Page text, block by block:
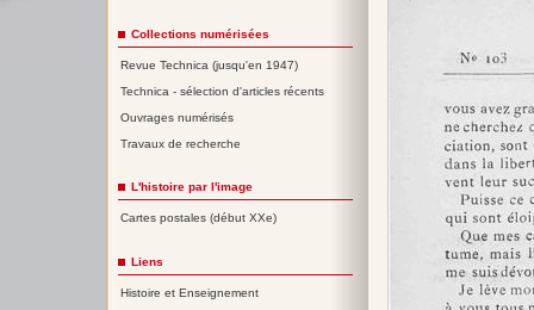
Collections numérisées
Revue Technica (jusqu'en 1947)
Technica - sélection d'articles récents
Ouvrages numérisés
Travaux de recherche
L'histoire par l'image
Cartes postales (début XXe)
Liens
Histoire et Enseignement